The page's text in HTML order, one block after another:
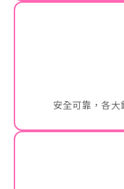
安全可靠，各